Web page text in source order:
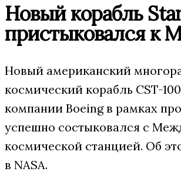
Новый корабль
пристыковался к
Новый американский
космический корабль CST-
компании Boeing в рамках
успешно состыковался с
космической станцией. Об
в NASA.